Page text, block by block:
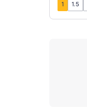
1 1.5